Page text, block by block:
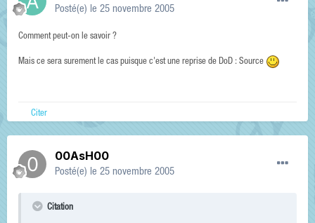
Posté(e) le 25 novembre 2005
Comment peut-on le savoir ?
Mais ce sera surement le cas puisque c'est une reprise de DoD : Source
Citer
00AsH00
Posté(e) le 25 novembre 2005
Citation